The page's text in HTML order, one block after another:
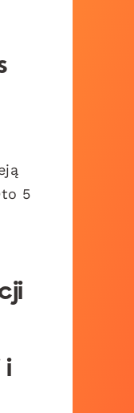
5
i